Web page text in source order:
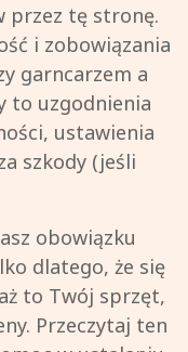
przez tę stronę.
i zobowiązania
garncarzem a
to uzgodnienia
ustawienia
szkody (jeśli
obowiązku
dlatego, że się
to Twój sprzęt,
Przeczytaj ten